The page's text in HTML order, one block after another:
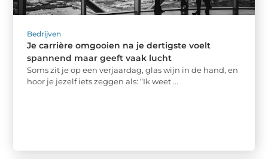
Bedrijven
Je carrière omgooien na je dertigste voelt
spannend maar geeft vaak lucht
Soms zit je op een verjaardag, glas wijn in de hand, en
hoor je jezelf iets zeggen als: “Ik weet ...